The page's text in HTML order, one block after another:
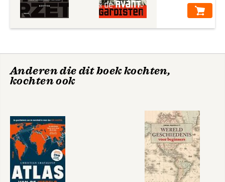
Anderen die dit boek kochten,
kochten ook